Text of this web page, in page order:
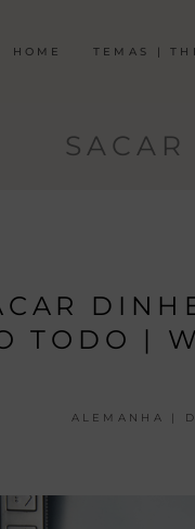
HOME TEMAS |
TODO |
ALEMANHA |